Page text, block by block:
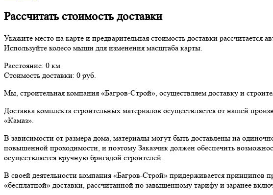
Рассчитать стоимость доставки
Укажите место на карте и предварительная стоимость доставки рассчитается
Используйте колесо мыши для изменения масштаба карты.
Расстояние: 0 км
Стоимость доставки: 0 руб.
Мы, строительная компания «Багров-Строй», осуществляем доставку и
Доставка комплекта строительных материалов осуществляется от нашей
«Камаз».
В зависимости от размера дома, материалы могут быть доставлены на
повышенной проходимости, и поэтому Заказчик должен обеспечить
осуществляется вручную бригадой строителей.
В своей деятельности компания «Багров-Строй» придерживается
«бесплатной» доставки, рассчитанной по завышенному тарифу и заранее